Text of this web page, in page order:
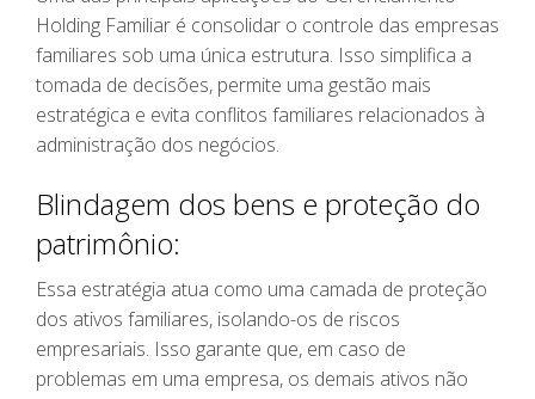
Holding Familiar é consolidar o controle das empresas
familiares sob uma única estrutura. Isso simplifica a
tomada de decisões, permite uma gestão mais
estratégica e evita conflitos familiares relacionados à
administração dos negócios.
Blindagem dos bens e proteção do
patrimônio:
Essa estratégia atua como uma camada de proteção
dos ativos familiares, isolando-os de riscos
empresariais. Isso garante que, em caso de
problemas em uma empresa, os demais ativos não